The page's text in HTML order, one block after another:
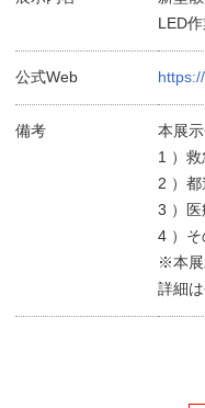
LED
公式Web
備考
本展
1 ）
2 ）都
3 ）医
4 ）そ
※本展
詳細